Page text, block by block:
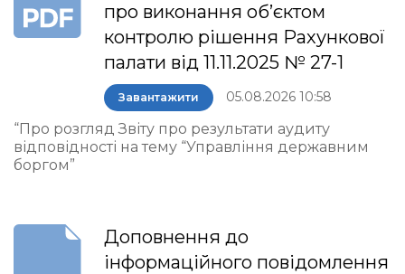
про виконання об’єктом
контролю рішення Рахункової
палати від 11.11.2025 № 27-1
Завантажити 05.08.2026 10:58
“Про розгляд Звіту про результати аудиту
відповідності на тему “Управління державним
боргом”
Доповнення до
інформаційного повідомлення